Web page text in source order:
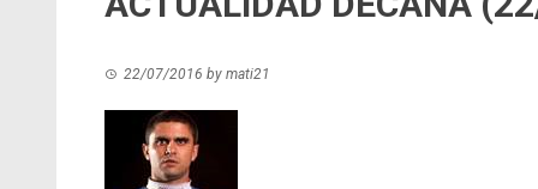
22/07/2016 by mati21